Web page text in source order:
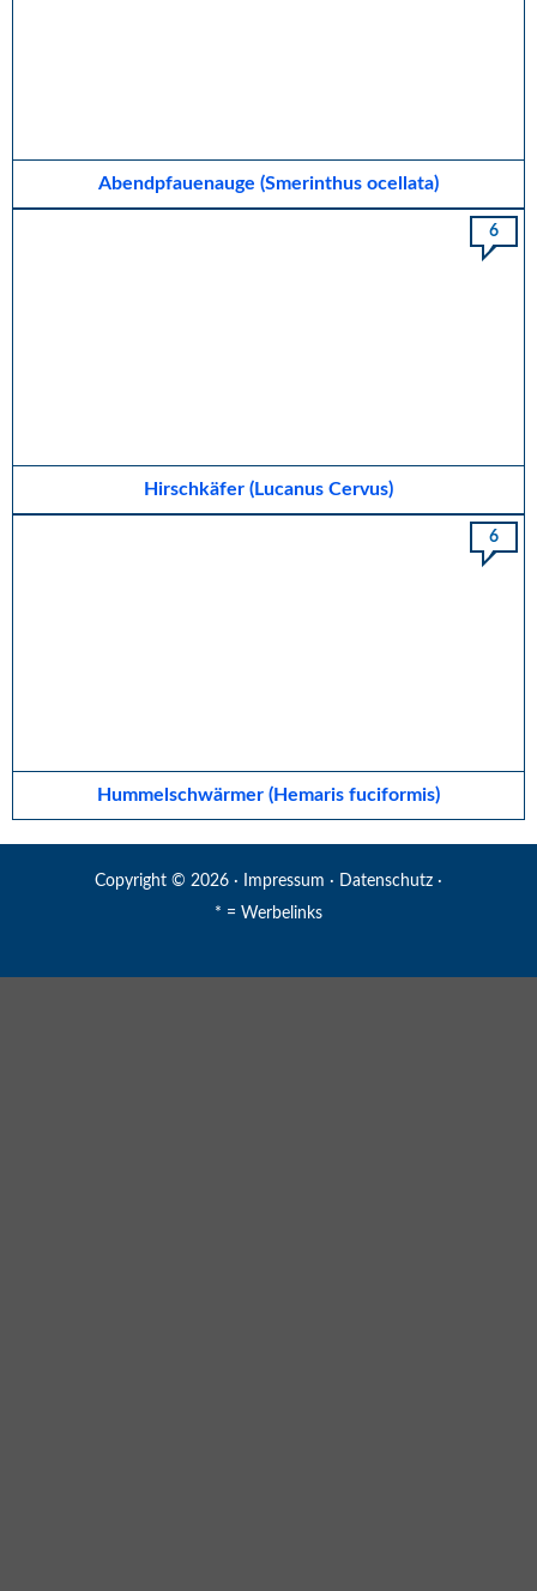
Abendpfauenauge (Smerinthus ocellata)
Hirschkäfer (Lucanus Cervus)
6
Hummelschwärmer (Hemaris fuciformis)
6
Copyright © 2026 · Impressum · Datenschutz ·
* = Werbelinks